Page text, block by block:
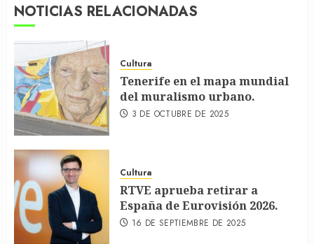
NOTICIAS RELACIONADAS
Cultura
Tenerife en el mapa mundial
del muralismo urbano.
3 DE OCTUBRE DE 2025
Cultura
RTVE aprueba retirar a
España de Eurovisión 2026.
16 DE SEPTIEMBRE DE 2025